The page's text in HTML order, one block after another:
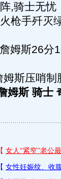
,骑士无忧
枪手歼灭
姆斯26分
斯压哨制
姆斯 骑士